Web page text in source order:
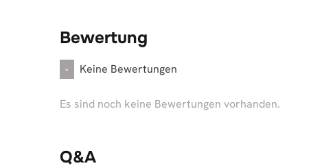
Bewertung
- Keine Bewertungen
Es sind noch keine Bewertungen vorhanden.
Q&A